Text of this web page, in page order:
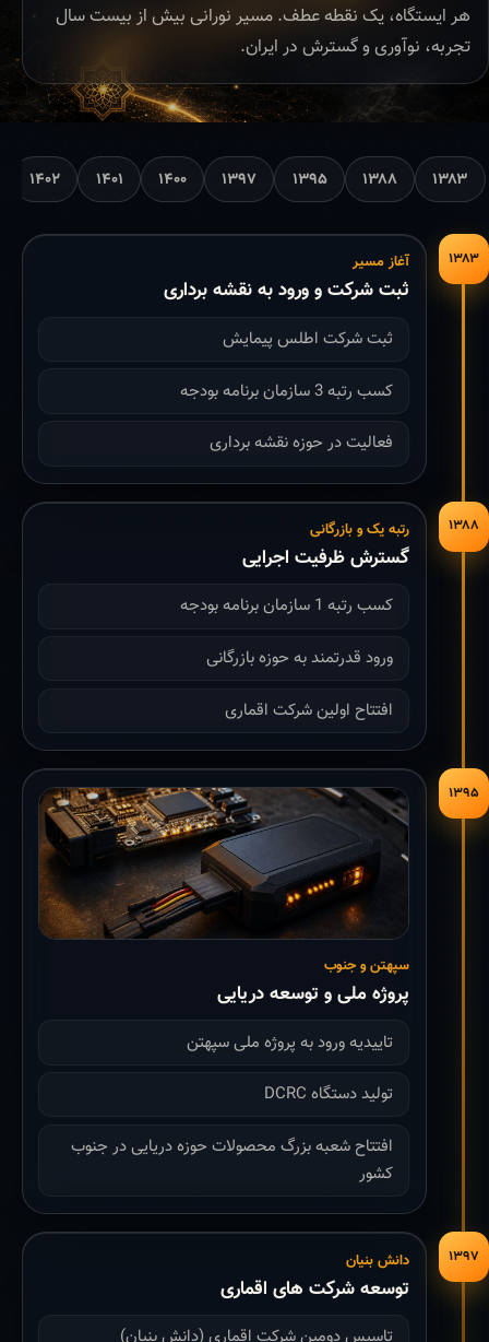
هر ایستگاه، یک نقطه عطف. مسیر نورانی بیش از بیست سال
تجربه، نوآوری و گسترش در ایران.
۱۳۸۳ ۱۳۸۸ ۱۳۹۵ ۱۳۹۷ ۱۴۰۰ ۱۴۰۱ ۱۴۰۲
۱۳۸۳ آغاز مسیر
ثبت شرکت و ورود به نقشه برداری
ثبت شرکت اطلس پیمایش
کسب رتبه 3 سازمان برنامه بودجه
فعالیت در حوزه نقشه برداری
۱۳۸۸ رتبه یک و بازرگانی
گسترش ظرفیت اجرایی
کسب رتبه 1 سازمان برنامه بودجه
ورود قدرتمند به حوزه بازرگانی
افتتاح اولین شرکت اقماری
۱۳۹۵
سپهتن و جنوب
پروژه ملی و توسعه دریایی
تاییدیه ورود به پروژه ملی سپهتن
تولید دستگاه DCRC
افتتاح شعبه بزرگ محصولات حوزه دریایی در جنوب
کشور
۱۳۹۷ دانش بنیان
توسعه شرکت های اقماری